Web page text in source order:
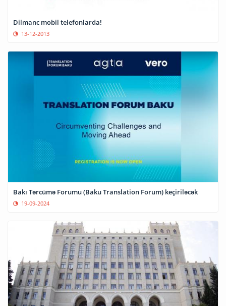
Dilmanc mobil telefonlarda!
13-12-2013
Bakı Tərcümə Forumu (Baku Translation Forum) keçiriləcək
19-09-2024